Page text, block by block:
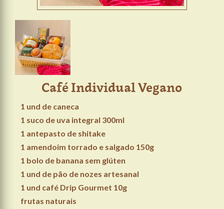
Café Individual Vegano
1 und de caneca
1 suco de uva integral 300ml
1 antepasto de shitake
1 amendoim torrado e salgado 150g
1 bolo de banana sem glúten
1 und de pão de nozes artesanal
1 und café Drip Gourmet 10g
frutas naturais